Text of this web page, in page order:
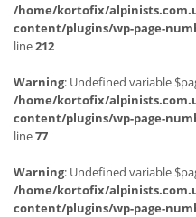
/home/kortofix/
content/plugins/wp-page-
line212
Warning: Undefined variable
/home/kortofix/
content/plugins/wp-page-
line77
Warning: Undefined variable
/home/kortofix/
content/plugins/wp-page-